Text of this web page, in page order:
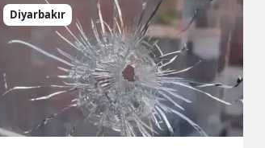
Diyarbakır